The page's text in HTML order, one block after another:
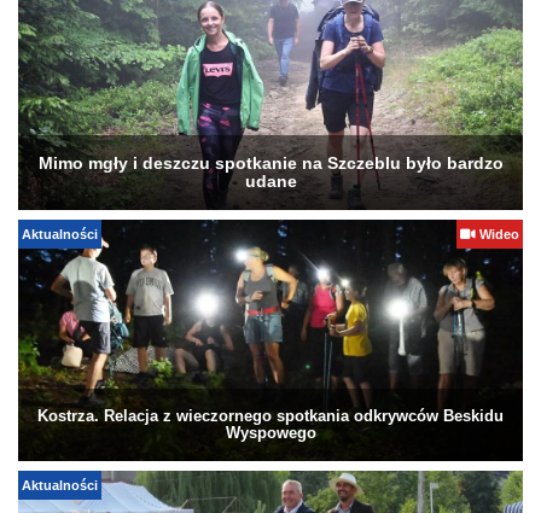
Mimo mgły i deszczu spotkanie na Szczeblu było bardzo
udane
Aktualności Wideo
Kostrza. Relacja z wieczornego spotkania odkrywców Beskidu
Wyspowego
Aktualności